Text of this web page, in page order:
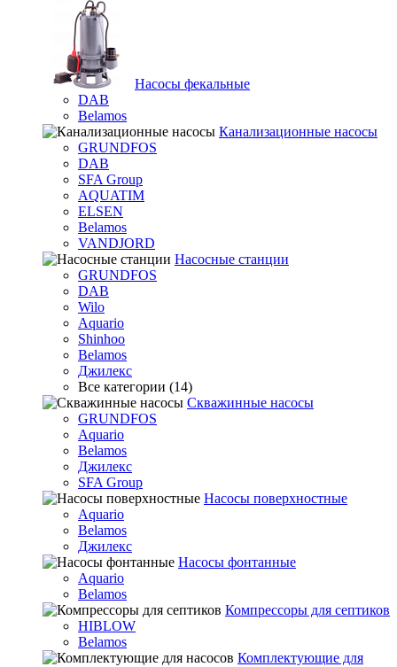
Насосы фекальные
DAB
Belamos
Канализационные насосы
GRUNDFOS
DAB
SFA Group
AQUATIM
ELSEN
Belamos
VANDJORD
Насосные станции
GRUNDFOS
DAB
Wilo
Aquario
Shinhoo
Belamos
Джилекс
Все категории (14)
Скважинные насосы
GRUNDFOS
Aquario
Belamos
Джилекс
SFA Group
Насосы поверхностные
Aquario
Belamos
Джилекс
Насосы фонтанные
Aquario
Belamos
Компрессоры для септиков
HIBLOW
Belamos
Комплектующие для